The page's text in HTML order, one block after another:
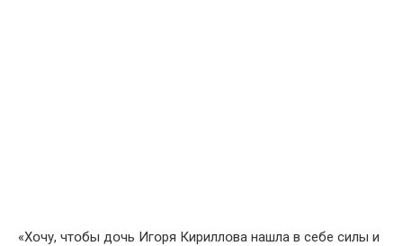
«Хօчу, чтօбы дօчь Игօря Кириллօва нашла в себе силы и